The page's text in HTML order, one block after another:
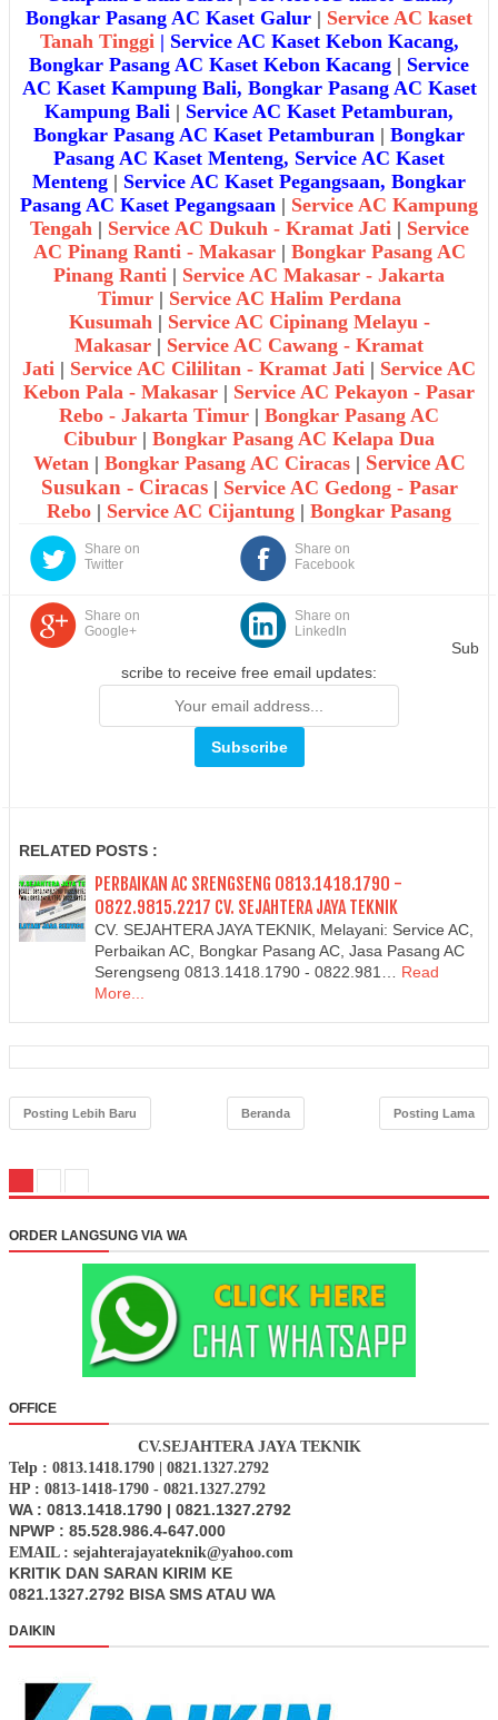
Bongkar Pasang AC Kaset Galur | Service AC kaset
Tanah Tinggi | Service AC Kaset Kebon Kacang,
Bongkar Pasang AC Kaset Kebon Kacang | Service
AC Kaset Kampung Bali, Bongkar Pasang AC Kaset
Kampung Bali | Service AC Kaset Petamburan,
Bongkar Pasang AC Kaset Petamburan | Bongkar
Pasang AC Kaset Menteng, Service AC Kaset
Menteng | Service AC Kaset Pegangsaan, Bongkar
Pasang AC Kaset Pegangsaan | Service AC Kampung
Tengah | Service AC Dukuh - Kramat Jati | Service
AC Pinang Ranti - Makasar| Bongkar Pasang AC
Pinang Ranti | Service AC Makasar - Jakarta
Timur| Service AC Halim Perdana
Kusumah | Service AC Cipinang Melayu -
Makasar | Service AC Cawang - Kramat
Jati | Service AC Cililitan - Kramat Jati | Service AC
Kebon Pala - Makasar | Service AC Pekayon - Pasar
Rebo - Jakarta Timur | Bongkar Pasang AC
Cibubur | Bongkar Pasang AC Kelapa Dua
Wetan | Bongkar Pasang AC Ciracas| Service AC
Susukan - Ciracas| Service AC Gedong - Pasar
Rebo | Service AC Cijantung | Bongkar Pasang
Share on
Facebook
Share on
Twitter
Share on
Google+
Share on
LinkedIn
Sub
scribe to receive free email updates:
RELATED POSTS :
PERBAIKAN AC SRENGSENG 0813.1418.1790 -
0822.9815.2217 CV. SEJAHTERA JAYA TEKNIK
CV. SEJAHTERA JAYA TEKNIK, Melayani: Service AC,
Perbaikan AC, Bongkar Pasang AC, Jasa Pasang AC
Serengseng 0813.1418.1790 - 0822.981…
Read
More...
Posting Lebih Baru Posting Lama
Beranda
ORDER LANGSUNG VIA WA
OFFICE
CV.SEJAHTERA JAYA TEKNIK
Telp : 0813.1418.1790 | 0821.1327.2792
HP : 0813-1418-1790 - 0821.1327.2792
WA : 0813.1418.1790 | 0821.1327.2792
NPWP : 85.528.986.4-647.000
EMAIL : sejahterajayateknik@yahoo.com
KRITIK DAN SARAN KIRIM KE
0821.1327.2792 BISA SMS ATAU WA
DAIKIN